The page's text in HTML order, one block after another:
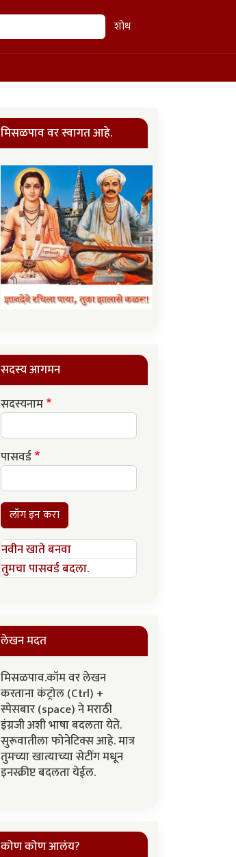
शोध
मिसळपाव वर स्वागत आहे.
सदस्य आगमन
सदस्यनाम
पासवर्ड
लॉग इन करा
नवीन खाते बनवा
तुमचा पासवर्ड बदला.
लेखन मदत
मिसळपाव.कॉम वर लेखन
करताना कंट्रोल (Ctrl) +
स्पेसबार (space) ने मराठी
इंग्रजी अशी भाषा बदलता येते.
सुरूवातीला फोनेटिक्स आहे. मात्र
तुमच्या खात्याच्या सेटींग मधून
इनस्क्रीप्ट बदलता येईल.
कोण कोण आलंय?